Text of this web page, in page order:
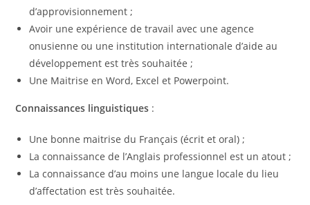
d’approvisionnement ;
Avoir une expérience de travail avec une agence
onusienne ou une institution internationale d’aide au
développement est très souhaitée ;
Une Maitrise en Word, Excel et Powerpoint.
Connaissances linguistiques :
Une bonne maitrise du Français (écrit et oral) ;
La connaissance de l’Anglais professionnel est un atout ;
La connaissance d’au moins une langue locale du lieu
d’affectation est très souhaitée.